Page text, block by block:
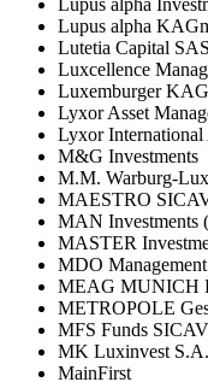
Lupus alpha
Lutetia Capital SAS
Luxcellence
Luxemburger
Lyxor Asset
Lyxor International
M&G Investments
M.M. Warburg-
MAESTRO
MAN Investments
MASTER
MDO
MEAG MUNICH
METROPOLE
MFS Funds SICAV
MK Luxinvest S.A.
MainFirst